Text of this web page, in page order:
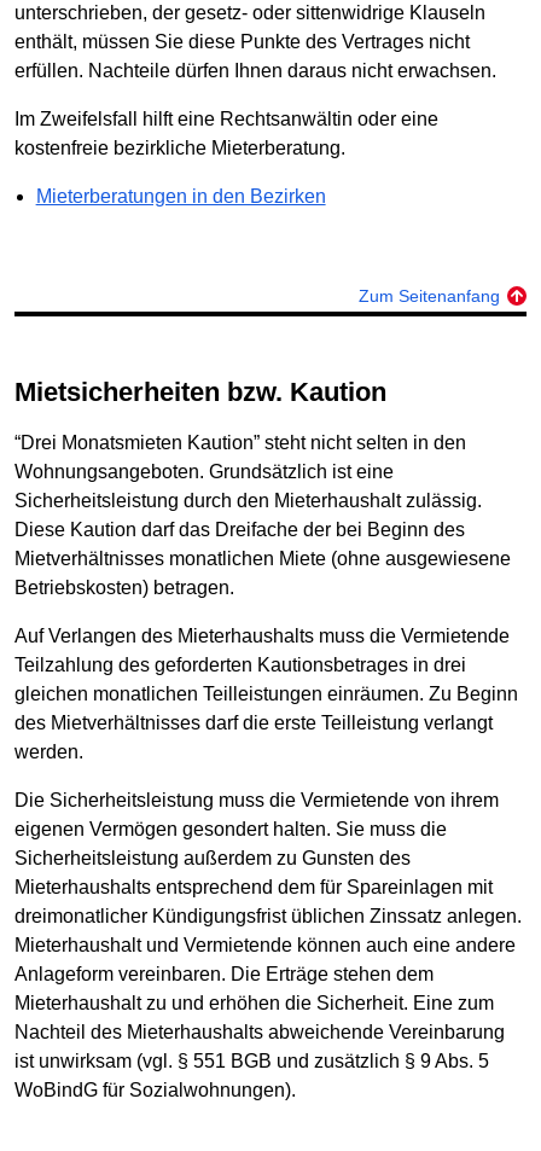
unterschrieben, der gesetz- oder sittenwidrige Klauseln
enthält, müssen Sie diese Punkte des Vertrages nicht
erfüllen. Nachteile dürfen Ihnen daraus nicht erwachsen.
Im Zweifelsfall hilft eine Rechtsanwältin oder eine
kostenfreie bezirkliche Mieterberatung.
Mieterberatungen in den Bezirken
Zum Seitenanfang
Mietsicherheiten bzw. Kaution
“Drei Monatsmieten Kaution” steht nicht selten in den
Wohnungsangeboten. Grundsätzlich ist eine
Sicherheitsleistung durch den Mieterhaushalt zulässig.
Diese Kaution darf das Dreifache der bei Beginn des
Mietverhältnisses monatlichen Miete (ohne ausgewiesene
Betriebskosten) betragen.
Auf Verlangen des Mieterhaushalts muss die Vermietende
Teilzahlung des geforderten Kautionsbetrages in drei
gleichen monatlichen Teilleistungen einräumen. Zu Beginn
des Mietverhältnisses darf die erste Teilleistung verlangt
werden.
Die Sicherheitsleistung muss die Vermietende von ihrem
eigenen Vermögen gesondert halten. Sie muss die
Sicherheitsleistung außerdem zu Gunsten des
Mieterhaushalts entsprechend dem für Spareinlagen mit
dreimonatlicher Kündigungsfrist üblichen Zinssatz anlegen.
Mieterhaushalt und Vermietende können auch eine andere
Anlageform vereinbaren. Die Erträge stehen dem
Mieterhaushalt zu und erhöhen die Sicherheit. Eine zum
Nachteil des Mieterhaushalts abweichende Vereinbarung
ist unwirksam (vgl. § 551 BGB und zusätzlich § 9 Abs. 5
WoBindG für Sozialwohnungen).